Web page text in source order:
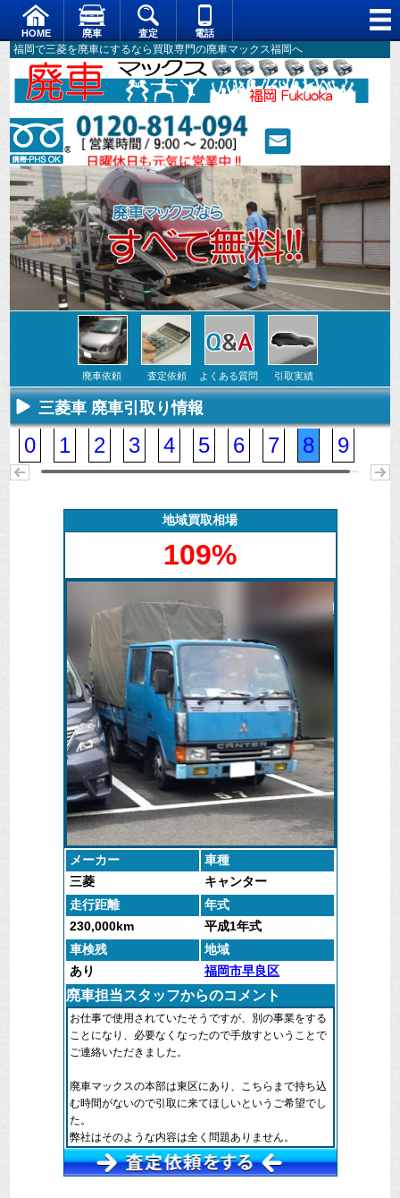
福岡で三菱を廃車にするなら買取専門の廃車マックス福岡へ
HOME 廃車 査定 電話
ベテランスタッフによる安心対応。。
廃車依頼
不要になった
車の廃車手続
きを行いま
す。
査定依頼
専門スタッフ
がしっかりと
査定いたしま
す。
よくある質問
廃車全般に関
するよくある
質問
にお答えしま
引取実績
た車や下取で
買取った車の
実績データ
三菱車 廃車引取り情報
0 1 2 3 4 5 6 7 8 9
地域買取相場
109%
メーカー
車種
三菱
キャンター
走行距離
年式
230,000km
平成1年式
車検残
地域
あり
福岡市早良区
廃車担当スタッフからのコメント
お仕事で使用されていたそうですが、別の事業をする
ことになり、必要なくなったので手放すということで
ご連絡いただきました。
廃車マックスの本部は東区にあり、こちらまで持ち込
む時間がないので引取に来てほしいというご希望でし
た。
弊社はそのような内容は全く問題ありません。
福岡県内どこでもお伺いし、引取に伺う事が可能で